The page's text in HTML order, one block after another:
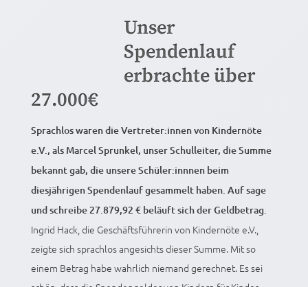
Unser
Spendenlauf
erbrachte über
27.000€
Sprachlos waren die Vertreter:innen von Kindernöte
e.V., als Marcel Sprunkel, unser Schulleiter, die Summe
bekannt gab, die unsere Schüler:innnen beim
diesjährigen Spendenlauf gesammelt haben. Auf sage
und schreibe 27.879,92 € beläuft sich der Geldbetrag.
Ingrid Hack, die Geschäftsführerin von Kindernöte e.V.,
zeigte sich sprachlos angesichts dieser Summe. Mit so
einem Betrag habe wahrlich niemand gerechnet. Es sei